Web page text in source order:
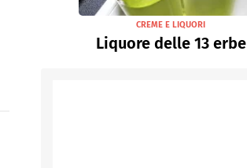
CREME E LIQUORI
Liquore delle 13 erbe